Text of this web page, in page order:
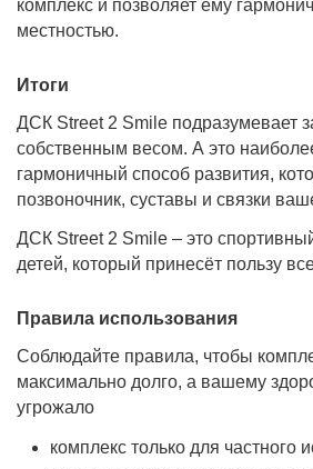
Размер Д(Г)хШхВ
Коробка 1
Коробка 2
Возрастная категория 3+
Страна изготовитель
Регулировка навесного
оборудования по
высоте
нет
комплекс и позволяет ему
местностью.
Итоги
ДСК Street 2 Smile подразумевает
собственным весом. А это
гармоничный способ развития,
позвоночник, суставы и связки
ДСК Street 2 Smile – это
детей, который принесёт пользу
Правила использования
Соблюдайте правила, чтобы
максимально долго, а вашему
угрожало
комплекс только для частного